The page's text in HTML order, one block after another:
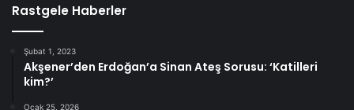
Rastgele Haberler
Şubat 1, 2023
Akşener’den Erdoğan’a Sinan Ateş Sorusu: ‘Katilleri
kim?’
Ocak 25, 2026